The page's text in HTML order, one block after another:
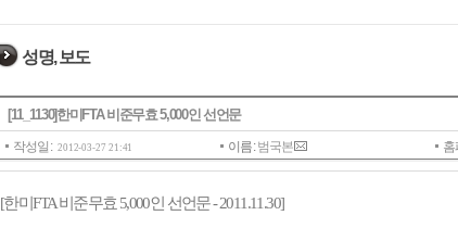
성명, 보도
[11_1130]한미FTA 비준무효 5,000인 선언문
작성일 : 2012-03-27 21:41 이름 :범국본 홈
[한미FTA비준무효 5,000인 선언문- 2011.11.30]